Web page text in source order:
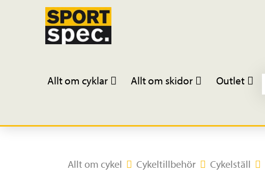
Allt om cyklar Allt om skidor Outlet
Allt om cykel Cykeltillbehör Cykelställ